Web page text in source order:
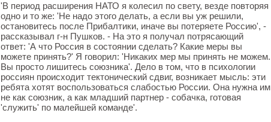
'В период расширения НАТО я колесил по свету, везде повторяя
одно и то же: 'Не надо этого делать, а если вы уж решили,
остановитесь после Прибалтики, иначе вы потеряете Россию', -
рассказывал г-н Пушков. - На это я получал потрясающий
ответ: 'А что Россия в состоянии сделать? Какие меры вы
можете принять?' Я говорил: 'Никаких мер мы принять не можем.
Вы просто лишитесь союзника'. Дело в том, что в психологии
россиян происходит тектонический сдвиг, возникает мысль: эти
ребята хотят воспользоваться слабостью России. Она нужна им
не как союзник, а как младший партнер - собачка, готовая
'служить' по малейшей команде'.